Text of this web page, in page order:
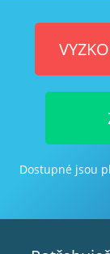
Dostupné jsou